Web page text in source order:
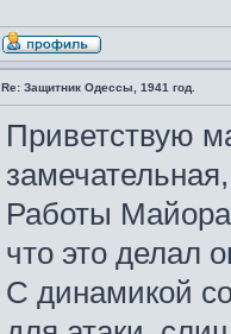
Re: Защитник Одессы, 1941 год.
Приветствую
Работы
что это делал
С динамикой